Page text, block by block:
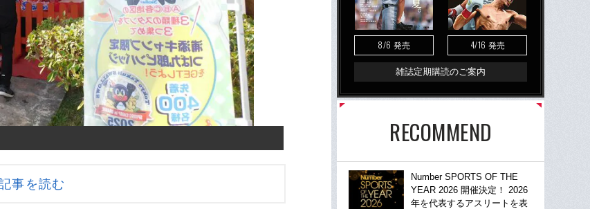
事を読む
8/6 発売 4/16 発売
雑誌定期購読のご案内
RECOMMEND
Number SPORTS OF THE
YEAR 2026 開催決定！ 2026
年を代表するアスリートを表